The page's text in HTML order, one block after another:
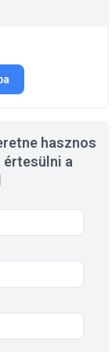
hasznos
értesülni a